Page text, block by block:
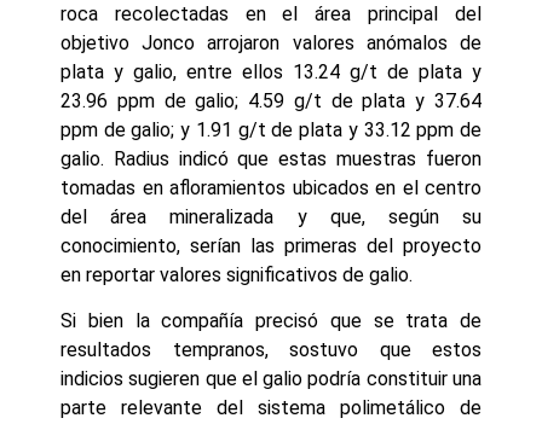
roca recolectadas en el área principal del
objetivo Jonco arrojaron valores anómalos de
plata y galio, entre ellos 13.24 g/t de plata y
23.96 ppm de galio; 4.59 g/t de plata y 37.64
ppm de galio; y 1.91 g/t de plata y 33.12 ppm de
galio. Radius indicó que estas muestras fueron
tomadas en afloramientos ubicados en el centro
del área mineralizada y que, según su
conocimiento, serían las primeras del proyecto
en reportar valores significativos de galio.
Si bien la compañía precisó que se trata de
resultados tempranos, sostuvo que estos
indicios sugieren que el galio podría constituir una
parte relevante del sistema polimetálico de